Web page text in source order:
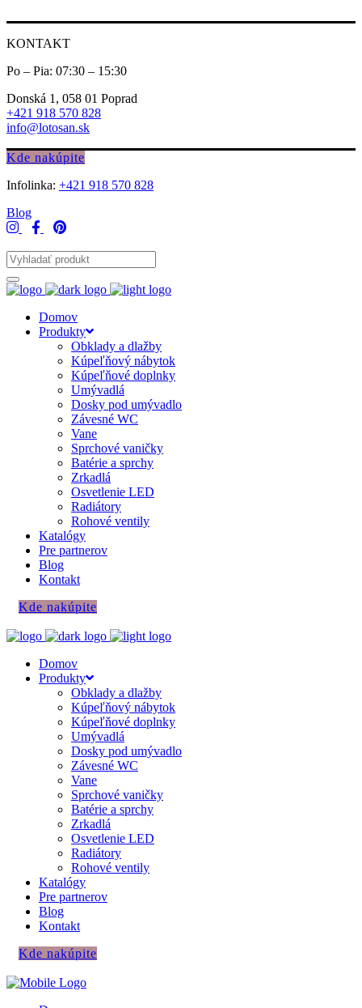
KONTAKT
Po – Pia: 07:30 – 15:30
Donská 1, 058 01 Poprad
+421 918 570 828
info@lotosan.sk
Kde nakúpite
Infolinka: +421 918 570 828
Blog
Domov
Produkty
Obklady a dlažby
Kúpeľňový nábytok
Kúpeľňové doplnky
Umývadlá
Dosky pod umývadlo
Závesné WC
Vane
Sprchové vaničky
Batérie a sprchy
Zrkadlá
Osvetlenie LED
Radiátory
Rohové ventily
Katalógy
Pre partnerov
Blog
Kontakt
Kde nakúpite
Domov
Produkty
Obklady a dlažby
Kúpeľňový nábytok
Kúpeľňové doplnky
Umývadlá
Dosky pod umývadlo
Závesné WC
Vane
Sprchové vaničky
Batérie a sprchy
Zrkadlá
Osvetlenie LED
Radiátory
Rohové ventily
Katalógy
Pre partnerov
Blog
Kontakt
Kde nakúpite